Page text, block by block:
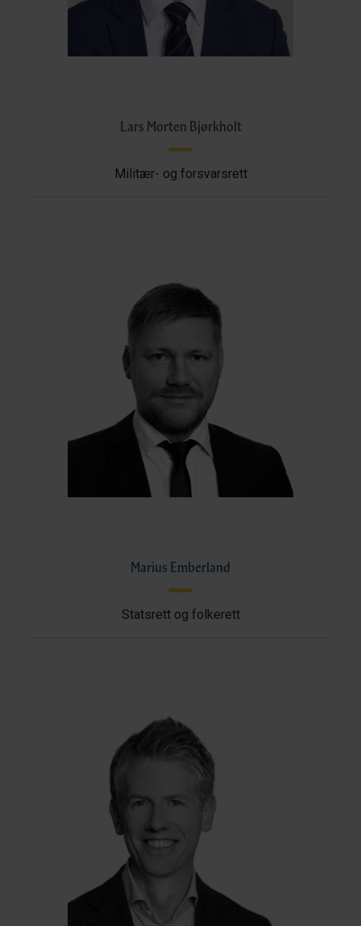
Lars Morten Bjørkholt
Militær- og forsvarsrett
Marius Emberland
Statsrett og folkerett